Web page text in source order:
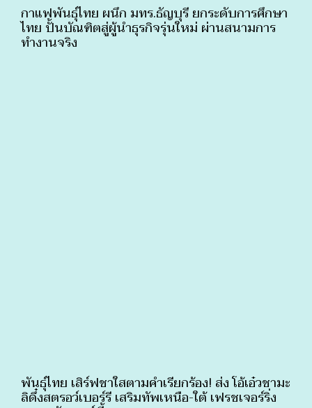
กาแฟพันธุ์ไทย ผนึก มทร.ธัญบุรี ยกระดับการศึกษา
ไทย ปั้นบัณฑิตสู่ผู้นำธุรกิจรุ่นใหม่ ผ่านสนามการ
ทำงานจริง
พันธุ์ไทย เสิร์ฟชาใสตามคำเรียกร้อง! ส่ง โอ้เอ๋วชามะ
ลิดึ๋งสตรอว์เบอร์รี เสริมทัพเหนือ-ใต้ เฟรชเจอร์ริ่ง